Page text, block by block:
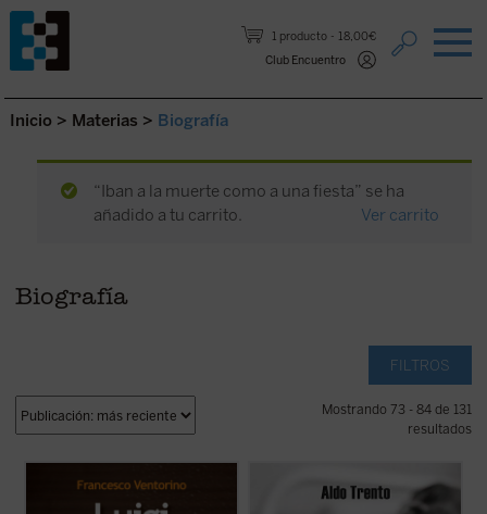
1 producto
18,00€
Club Encuentro
Saltar al contenido.
Inicio > Materias > Biografía
“Iban a la muerte como a una fiesta” se ha
añadido a tu carrito.
Ver carrito
Biografía
FILTROS
Mostrando 73 - 84 de 131
resultados
La amistad era para Luigi Giussani,
fundador del movimiento eclesial Comunión
y Liberación, la virtud suprema y camino a
quienes conocemos al padre Aldo, un
hombre enamorado de Cristo. [...] El padre